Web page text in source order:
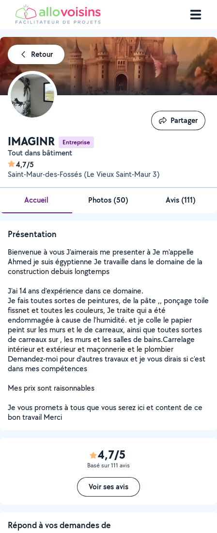
Retour
IMAGINR Entreprise
Tout dans bâtiment
4,7/5
Saint-Maur-des-Fossés (Le Vieux Saint-Maur 3)
Partager
Partager
Accueil Photos (50) Avis (111)
Présentation
Bienvenue à vous J'aimerais me presenter à Je m'appelle
Ahmed je suis égyptienne Je travaille dans le domaine de la
construction debuis longtemps
J'ai 14 ans d'expérience dans ce domaine.
Je fais toutes sortes de peintures, de la pâte ,, ponçage toile
fissnet et toutes les couleurs, Je traite qui a été
endommagée à cause de l'humidité. et je colle le papier
peint sur les murs et le de carreaux, ainsi que toutes sortes
de carreaux sur , les murs et les salles de bains.Carrelage
intérieur et extérieur et maçonnerie et le plombier
Demandez-moi pour d'autres travaux et je vous dirais si c'est
dans mes compétences
Mes prix sont raisonnables
Je vous promets à tous que vous serez ici et content de ce
bon travail Merci
4,7/5
Basé sur 111 avis
Voir ses avis
Répond à vos demandes de